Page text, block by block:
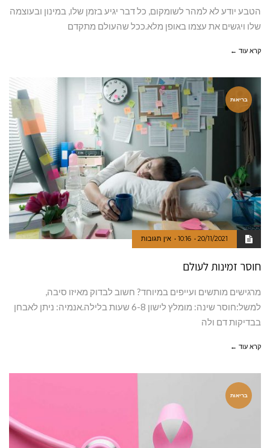
הטבע יודע לא למהר לשומקום, כל דבר יגיע בזמן שלו, במינון ובעוצמה
שלו ויגשים את עצמו באופן מלא.ככל שהעולם מתקדם
קרא עוד ←
בריאות
20/11/2021
10:16 אין תגובות
חוסר זמינות לעולם
מרגישים מותשים ועייפים במיוחד? חשוב לבדוק מאיזו סיבה,
למשל:חוסר שינה: מומלץ לישון 6-8 שעות בלילה.אנמיה: ניתן לאבחן
בבדיקות דם ולה
קרא עוד ←
בריאות